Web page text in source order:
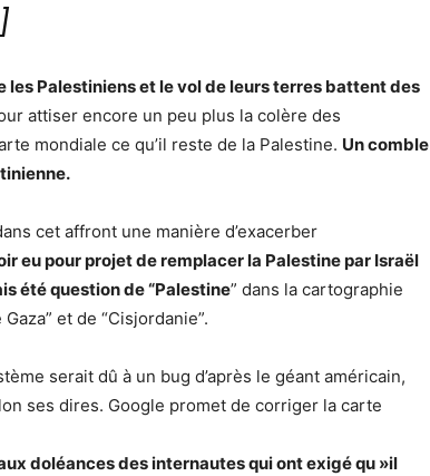
]
les Palestiniens et le vol de leurs terres battent des
attiser encore un peu plus la colère des
mondiale ce qu’il reste de la Palestine. Un comble
cet affront une manière d’exacerber
eu pour projet de remplacer la Palestine par Israël
été question de “Palestine” dans la cartographie
et de “Cisjordanie”.
serait dû à un bug d’après le géant américain,
ses dires. Google promet de corriger la carte
doléances des internautes qui ont exigé qu »il